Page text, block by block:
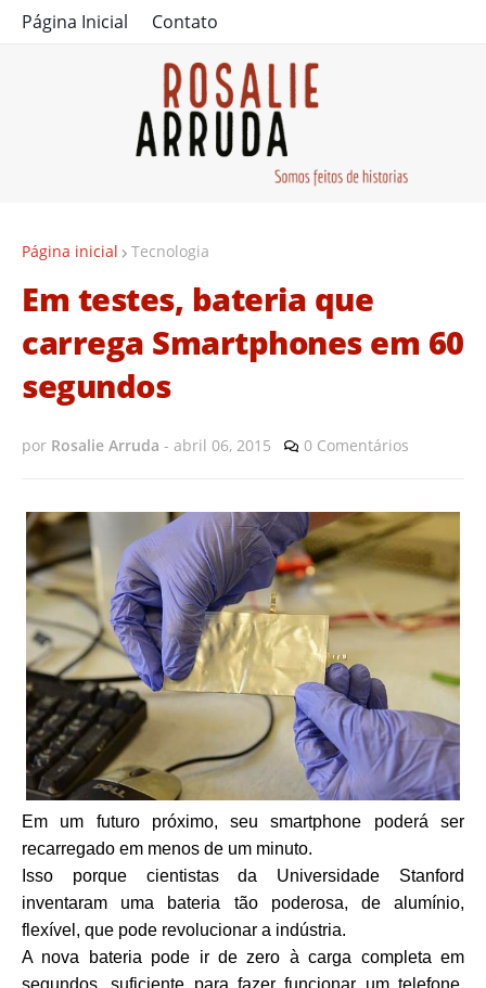
Página Inicial Contato
Página inicial Tecnologia
Em testes, bateria que
carrega Smartphones em 60
segundos
por Rosalie Arruda - abril 06, 2015 0 Comentários
Em um futuro próximo, seu smartphone poderá ser
recarregado em menos de um minuto.
Isso porque cientistas da Universidade Stanford
inventaram uma bateria tão poderosa, de alumínio,
flexível, que pode revolucionar a indústria.
A nova bateria pode ir de zero à carga completa em
segundos, suficiente para fazer funcionar um telefone,